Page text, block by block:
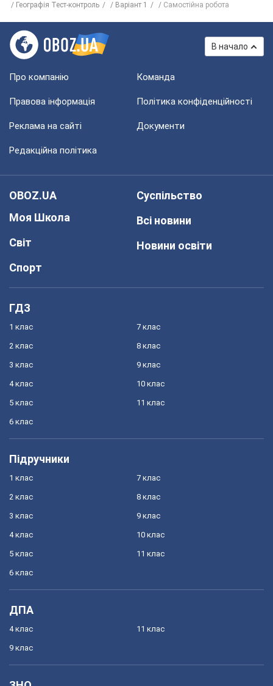
Географія Тест-контроль
Варіант 1 Самостійна робота
В начало
Про компанію Команда
Правова інформація Політика конфіденційності
Реклама на сайті Документи
Редакційна політика
OBOZ.UA
Моя Школа
Світ
Спорт
Суспільство
Всі новини
Новини освіти
ГДЗ
1 клас
2 клас
3 клас
4 клас
5 клас
6 клас
7 клас
8 клас
9 клас
10 клас
11 клас
Підручники
1 клас
2 клас
3 клас
4 клас
5 клас
6 клас
7 клас
8 клас
9 клас
10 клас
11 клас
ДПА
4 клас
9 клас
11 клас